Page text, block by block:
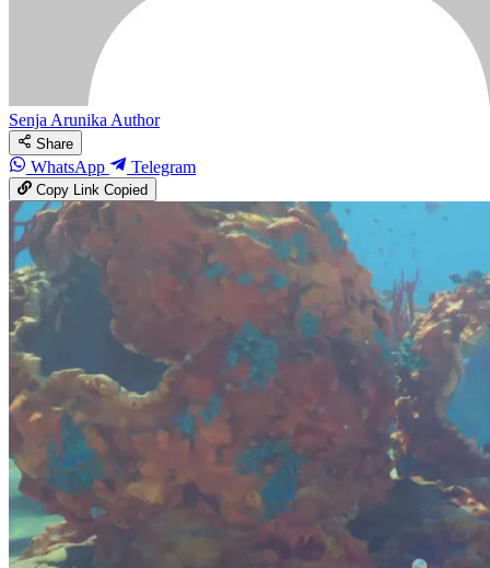
Senja ArunikaAuthor
Share
WhatsApp Telegram
Copy LinkCopied